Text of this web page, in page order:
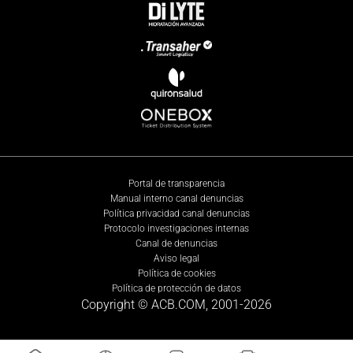
Portal de transparencia
Manual interno canal denuncias
Política privacidad canal denuncias
Protocolo investigaciones internas
Canal de denuncias
Aviso legal
Política de cookies
Política de protección de datos
Copyright © ACB.COM, 2001-2026